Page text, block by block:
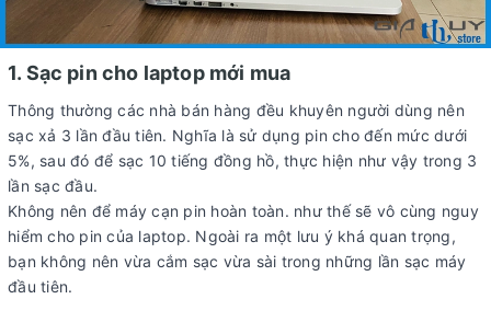
1. Sạc pin cho laptop mới mua
Thông thường các nhà bán hàng đều khuyên người dùng nên
sạc xả 3 lần đầu tiên. Nghĩa là sử dụng pin cho đến mức dưới
5%, sau đó để sạc 10 tiếng đồng hồ, thực hiện như vậy trong 3
lần sạc đầu.
Không nên để máy cạn pin hoàn toàn. như thế sẽ vô cùng nguy
hiểm cho pin của laptop. Ngoài ra một lưu ý khá quan trọng,
bạn không nên vừa cắm sạc vừa sài trong những lần sạc máy
đầu tiên.